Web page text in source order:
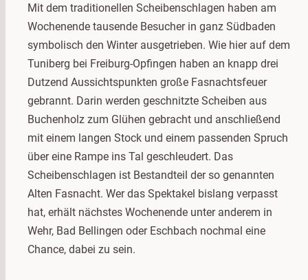
Mit dem traditionellen Scheibenschlagen haben am
Wochenende tausende Besucher in ganz Südbaden
symbolisch den Winter ausgetrieben. Wie hier auf dem
Tuniberg bei Freiburg-Opfingen haben an knapp drei
Dutzend Aussichtspunkten große Fasnachtsfeuer
gebrannt. Darin werden geschnitzte Scheiben aus
Buchenholz zum Glühen gebracht und anschließend
mit einem langen Stock und einem passenden Spruch
über eine Rampe ins Tal geschleudert. Das
Scheibenschlagen ist Bestandteil der so genannten
Alten Fasnacht. Wer das Spektakel bislang verpasst
hat, erhält nächstes Wochenende unter anderem in
Wehr, Bad Bellingen oder Eschbach nochmal eine
Chance, dabei zu sein.